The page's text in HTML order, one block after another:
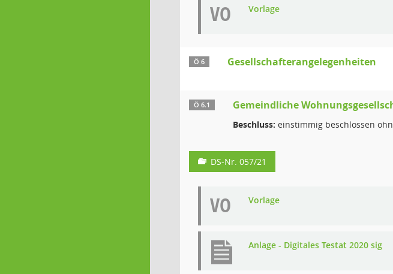
VO Vorlage
Ö 6 Gesellschafterangelegenheiten
Ö 6.1 Gemeindliche
Beschluss: einstimmig beschlossen
DS-Nr. 057/21
VO Vorlage
Anlage - Digitales Testat 2020 sig